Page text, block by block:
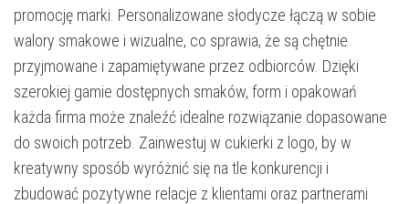
promocję marki. Personalizowane słodycze łączą w sobie
walory smakowe i wizualne, co sprawia, że są chętnie
przyjmowane i zapamiętywane przez odbiorców. Dzięki
szerokiej gamie dostępnych smaków, form i opakowań
każda firma może znaleźć idealne rozwiązanie dopasowane
do swoich potrzeb. Zainwestuj w cukierki z logo, by w
kreatywny sposób wyróżnić się na tle konkurencji i
zbudować pozytywne relacje z klientami oraz partnerami